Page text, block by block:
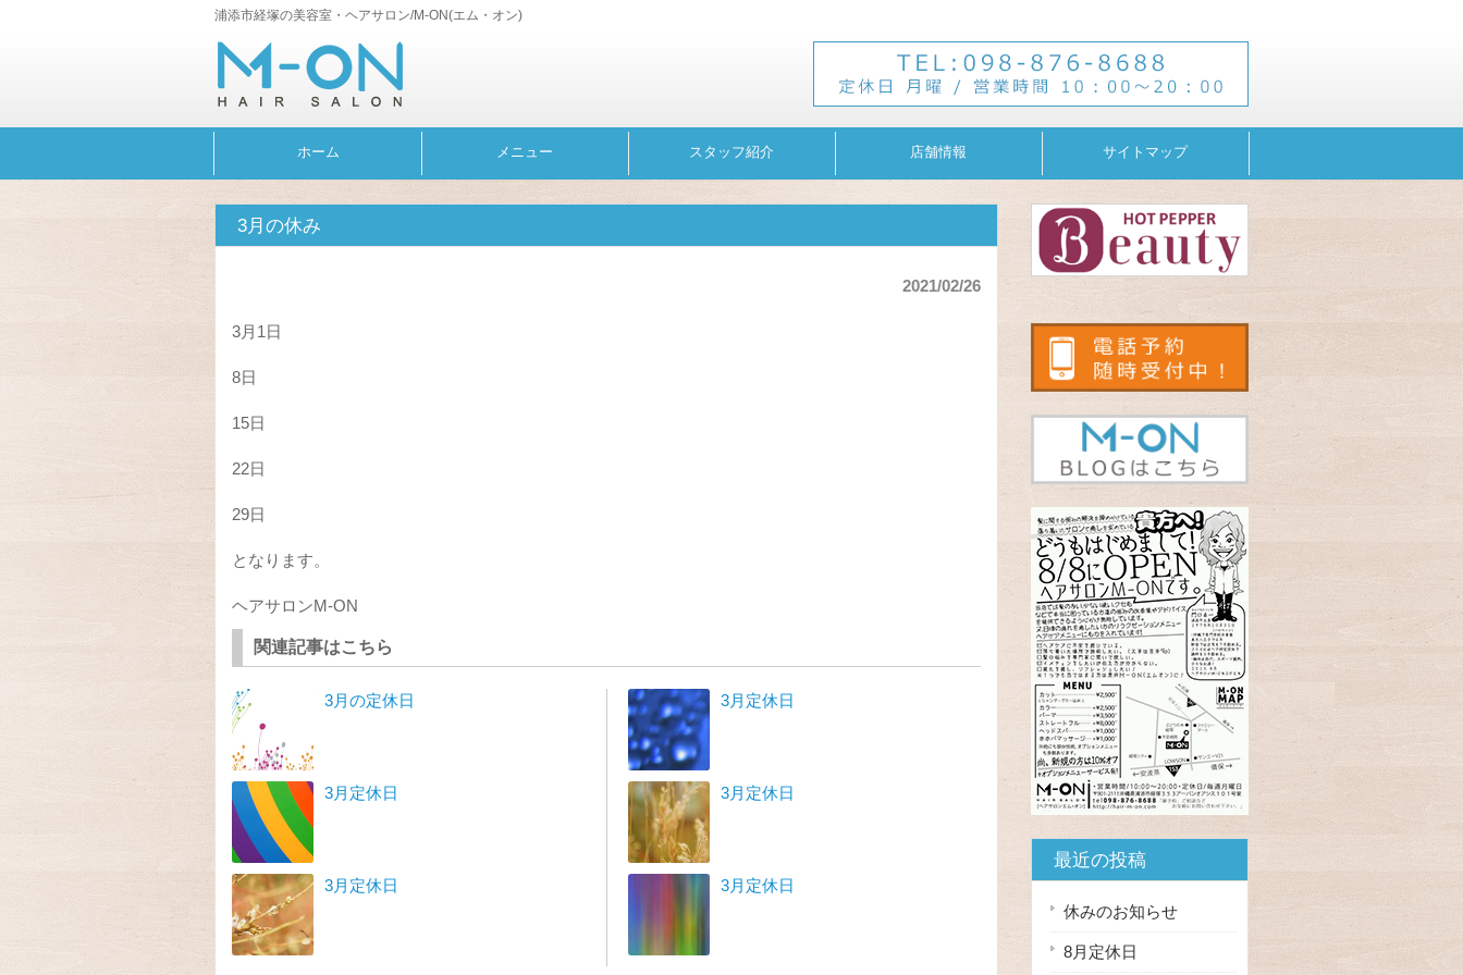
浦添市経塚の美容室・ヘアサロン/M-ON(エム・オン)
ホーム メニュー スタッフ紹介 店舗情報 サイトマップ
3月の休み
2021/02/26
3月1日
8日
15日
22日
29日
となります。
ヘアサロンM-ON
関連記事はこちら
3月の定休日
3月定休日
3月定休日
3月定休日
3月定休日
3月定休日
最近の投稿
休みのお知らせ
8月定休日